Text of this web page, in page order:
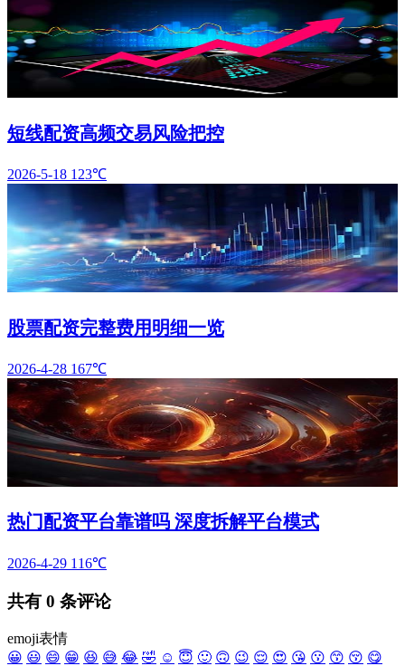
短线配资高频交易风险把控
2026-5-18 123℃
股票配资完整费用明细一览
2026-4-28 167℃
热门配资平台靠谱吗 深度拆解平台模式
2026-4-29 116℃
共有 0 条评论
emoji表情
😀 😃 😄 😁 😆 😅 😂 🤣 ☺️ 😇 🙂 🙃 😉 😌 😍 😘 😗 😙 😚 😋